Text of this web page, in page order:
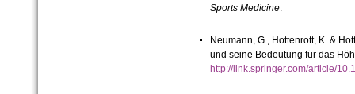
Sports Medicine.
Neumann, G., Hottenrott, K. &
und seine Bedeutung für das
http://link.springer.com/article/